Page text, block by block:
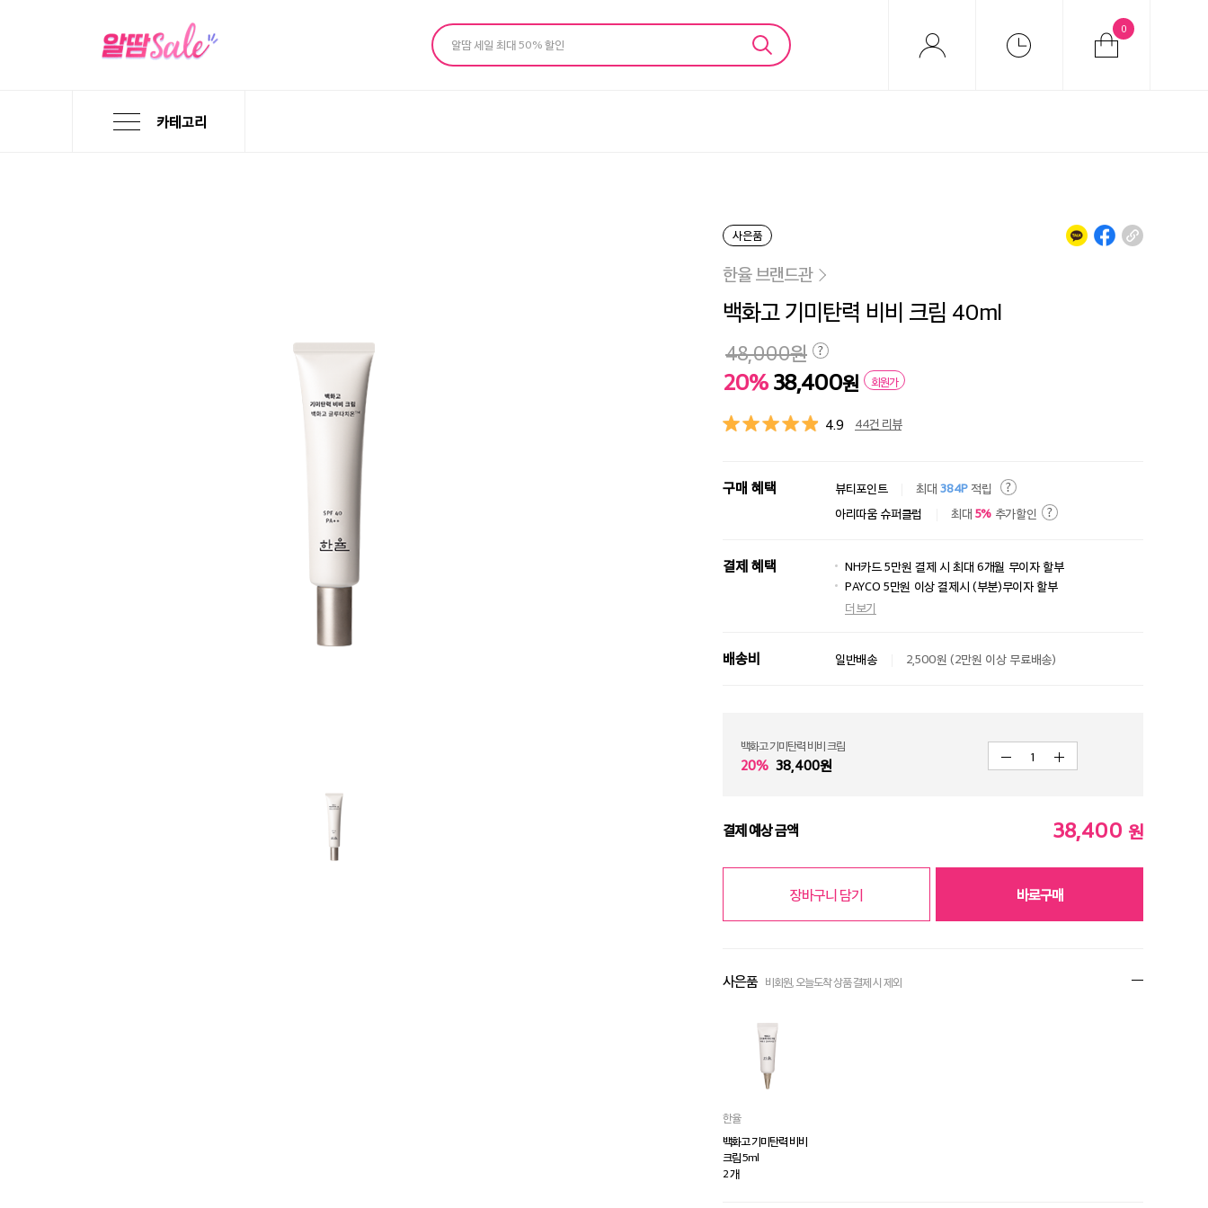
알땀 세일 최대 50% 할인
0
카테고리
사은품
한율 브랜드관
백화고 기미탄력 비비 크림 40ml
20% 38,400원 회원가
48,000원
4.9 44건 리뷰
구매 혜택 뷰티포인트 최대384P적립
아리따움 슈퍼클럽
최대 5% 추가할인
결제 혜택
NH카드 5만원 결제 시 최대 6개월 무이자 할부
PAYCO 5만원 이상 결제시 (부분)무이자 할부
더보기
배송비 일반배송 2,500원 (2만원 이상 무료배송)
백화고 기미탄력 비비 크림
20% 38,400원 1
결제 예상 금액 38,400 원
장바구니 담기 바로구매
사은품 비회원, 오늘도착 상품 결제시 제외
한율
백화고 기미탄력 비비
크림 5ml
2 개